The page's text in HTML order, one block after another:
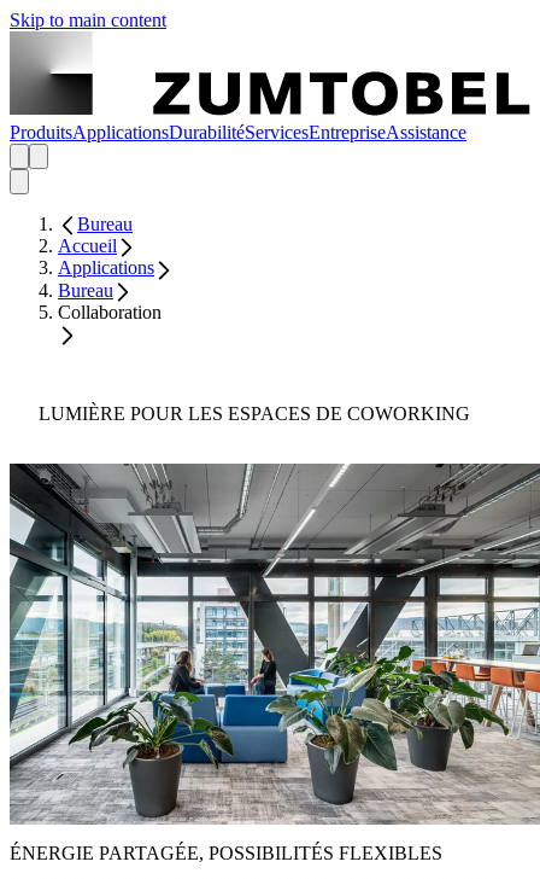
Skip to main content
ProduitsApplicationsDurabilitéServicesEntrepriseAssistance
Bureau
Accueil
Applications
Bureau
Collaboration
LUMIÈRE POUR LES ESPACES DE COWORKING
ÉNERGIE PARTAGÉE, POSSIBILITÉS FLEXIBLES